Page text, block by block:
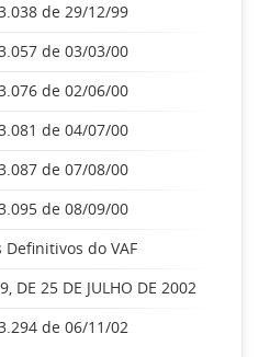
de 29/12/99
de 03/03/00
de 02/06/00
de 04/07/00
de 07/08/00
de 08/09/00
do VAF
DE 25 DE JULHO DE 2002
de 06/11/02